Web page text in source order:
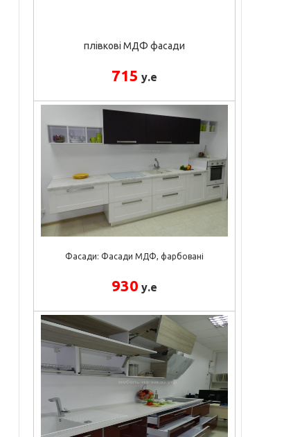
плівкові МДФ фасади
715 у.е
Фасади: Фасади МДФ, фарбовані
930 у.е